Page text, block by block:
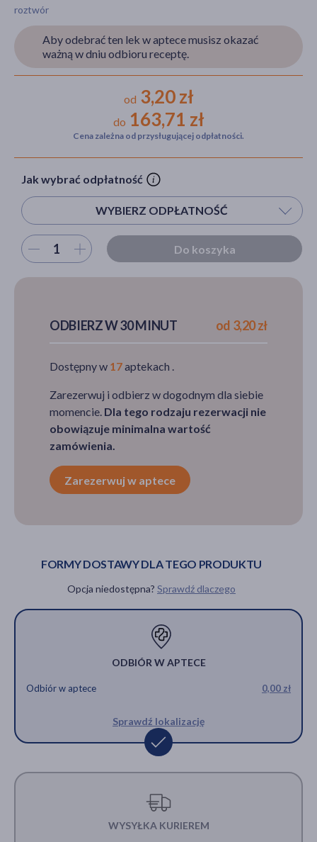
roztwór
Aby odebrać ten lek w aptece musisz okazać
ważną w dniu odbioru receptę.
od 3,20 zł
do 163,71 zł
Cena zależna od przysługującej odpłatności.
Jak wybrać odpłatność
WYBIERZ ODPŁATNOŚĆ
Wybierz ilość Do koszyka
ODBIERZ W 30 MINUT od 3,20 zł
Dostępny w 17aptekach .
Zarezerwuj i odbierz w dogodnym dla siebie
momencie. Dla tego rodzaju rezerwacji nie
obowiązuje minimalna wartość
zamówienia.
Zarezerwuj w aptece
FORMY DOSTAWY DLA TEGO PRODUKTU
Opcja niedostępna? Sprawdź dlaczego
ODBIÓR W APTECE
Odbiór w aptece 0,00 zł
Sprawdź lokalizację
WYSYŁKA KURIEREM